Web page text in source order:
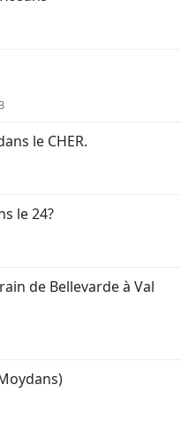
le CHER.
le 24?
de Bellevarde à Val